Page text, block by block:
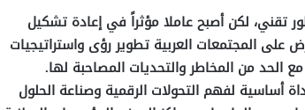
تقني، لكن أصبح عاملا مؤثراً في إعادة تشكيل
على المجتمعات العربية تطوير رؤى واستراتيجيات
الحد من المخاطر والتحديات المصاحبة لها.
أساسية لفهم التحولات الرقمية وصناعة الحلول